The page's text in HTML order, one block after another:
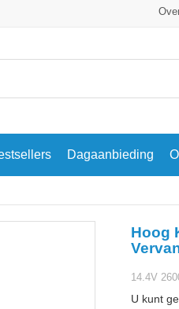
Dagaanbieding
Hoog
14.4V
U kunt